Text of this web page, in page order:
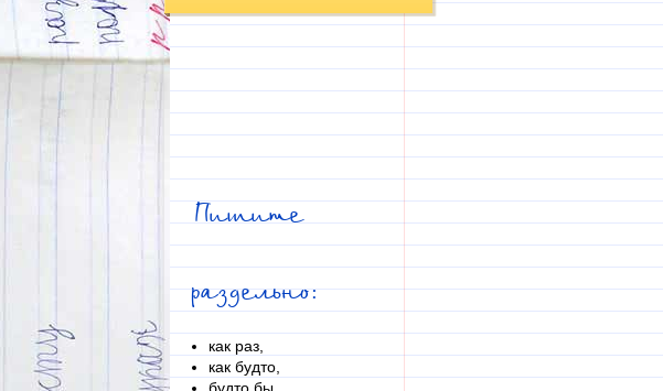
Пишите
раздельно:
как раз,
как будто,